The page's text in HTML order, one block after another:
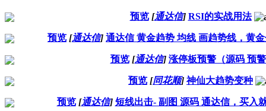
预览 [通达信] RSI的实战用法
预览 [通达信] 通达信 黄金趋势 均线 画趋势线，黄
预览 [通达信] 涨停板预警（源码 预
预览 [同花顺] 神仙大趋势变种
预览 [通达信] 短线出击- 副图 源码 通达信，买入